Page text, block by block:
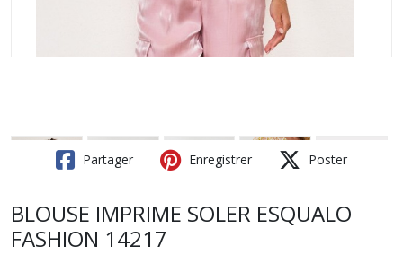
Partager Enregistrer Poster
BLOUSE IMPRIME SOLER ESQUALO
FASHION 14217